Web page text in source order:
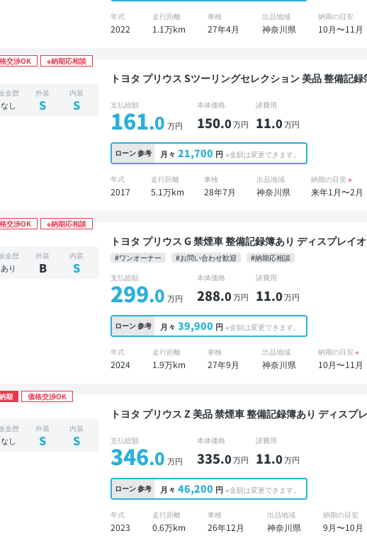
年式
2022
走行距離
1.1万km
車検
27年4月
出品地域
神奈川県
納期の目安
10月〜11月
交渉OK ※納期応相談
トヨタ プリウス Sツーリングセレクション 美品 整備記録簿あり ディスプレイオーディオ オート
金歴
なし
外装
S
内装
S 支払総額
161.0 万円
本体価格
150.0万円
諸費用
11.0万円
ローン参考 月々 21,700 円 ※金額は変更できます。
年式
2017
走行距離
5.1万km
車検
28年7月
出品地域
神奈川県
納期の目安 ※
来年1月〜2月
交渉OK ※納期応相談
トヨタ プリウス G 禁煙車 整備記録簿あり ディスプレイオーディオ ※ナビキットあり TV ブライン
ドスポットモニター オートクルーズ スマートキー ETC
コーダー 衝突軽減
#ワンオーナー #お問い合わせ歓迎 #納期応相談
金歴
あり
外装
B
内装
S
支払総額
299.0 万円
本体価格
288.0万円
諸費用
11.0万円
ローン参考 月々 39,900 円 ※金額は変更できます。
年式
2024
走行距離
1.9万km
車検
27年9月
出品地域
神奈川県
納期の目安 ※
10月〜11月
期 価格交渉OK
トヨタ プリウス Z 美品 禁煙車 整備記録簿あり ディスプレイオーディオ ※ナビキットあり TV ブ
クドア バックモニター 全方位カメラ ドライブレコーダー
金歴
なし
外装
S
内装
S 支払総額
346.0 万円
本体価格
335.0万円
諸費用
11.0万円
ローン参考 月々 46,200 円 ※金額は変更できます。
年式
2023
走行距離
0.6万km
車検
26年12月
出品地域
神奈川県
納期の目安
9月〜10月